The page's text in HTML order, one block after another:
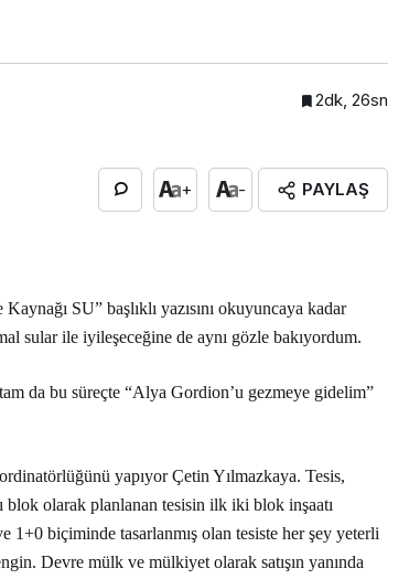
2dk, 26sn
+ - PAYLAŞ
SU” başlıklı yazısını okuyuncaya kadar
sular ile iyileşeceğine de aynı gözle bakıyordum.
da bu süreçte “Alya Gordion’u gezmeye gidelim”
yapıyor Çetin Yılmazkaya. Tesis,
blok olarak planlanan tesisin ilk iki blok inşaatı
1+0 biçiminde tasarlanmış olan tesiste her şey yeterli
Devre mülk ve mülkiyet olarak satışın yanında